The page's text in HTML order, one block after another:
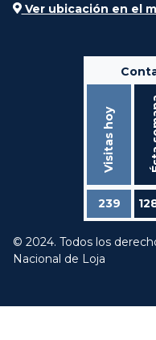
Ver ubicación en el
Visitas hoy
239
© 2024. Todos los
Nacional de Loja